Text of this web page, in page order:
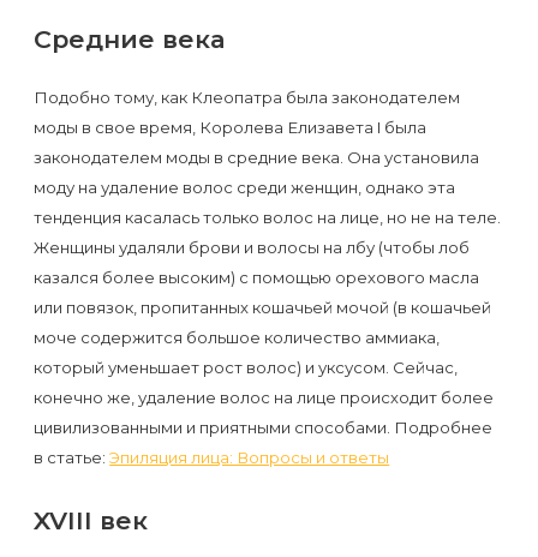
уходу
за
кожей
после
депиляции
воском
или
сахаром
Виды
для
Средние века
Подобно тому, как Клеопатра была законодателем
моды в свое время, Королева Елизавета I была
законодателем моды в средние века. Она установила
моду на удаление волос среди женщин, однако эта
тенденция касалась только волос на лице, но не на теле.
Женщины удаляли брови и волосы на лбу (чтобы лоб
казался более высоким) с помощью орехового масла
или повязок, пропитанных кошачьей мочой (в кошачьей
моче содержится большое количество аммиака,
который уменьшает рост волос) и уксусом. Сейчас,
конечно же, удаление волос на лице происходит более
цивилизованными и приятными способами. Подробнее
в статье:Эпиляция лица: Вопросы и ответы
XVIII век